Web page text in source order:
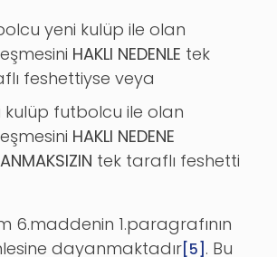
yeni kulüp ile olan
HAKLI NEDENLE tek
feshettiyse veya
kulüp futbolcu ile olan
HAKLI NEDENE
tek taraflı feshetti
6.maddenin 1.paragrafının
dayanmaktadır[5] . Bu